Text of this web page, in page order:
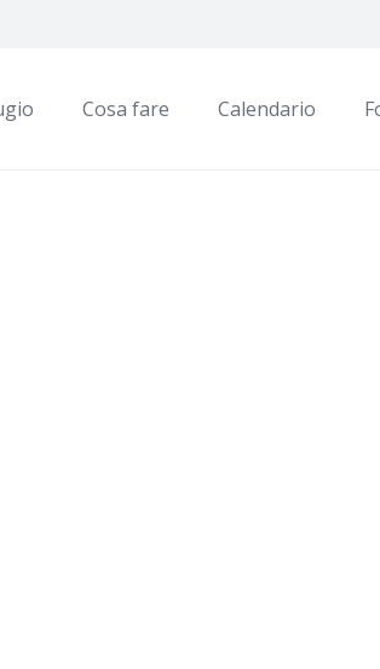
Cosa fare Calendario